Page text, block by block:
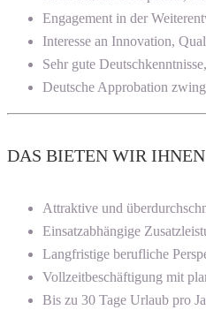
Engagement in der
Interesse an Innovation,
Sehr gute
Deutsche Approbation
DAS BIETEN WIR IHNEN
Attraktive und
Einsatzabhängige
Langfristige berufliche
Vollzeitbeschäftigung mit
Bis zu 30 Tage Urlaub pro